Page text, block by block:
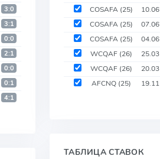
3:0
3:1
0:0
2:1
0:0
0:1
4:1
COSAFA (25) 10.06
COSAFA (25) 07.06
COSAFA (25) 04.06
WCQAF (26) 25.03
WCQAF (26) 20.03
AFCNQ (25) 19.11
ТАБЛИЦА СТАВОК